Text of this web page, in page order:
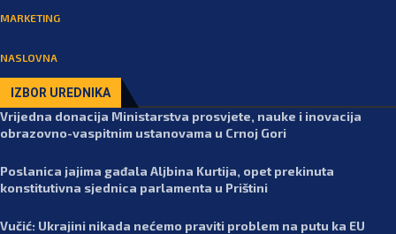
MARKETING
NASLOVNA
IZBOR UREDNIKA
Vrijedna donacija Ministarstva prosvjete, nauke i inovacija
obrazovno-vaspitnim ustanovama u Crnoj Gori
Poslanica jajima gađala Aljbina Kurtija, opet prekinuta
konstitutivna sjednica parlamenta u Prištini
Vučić: Ukrajini nikada nećemo praviti problem na putu ka EU